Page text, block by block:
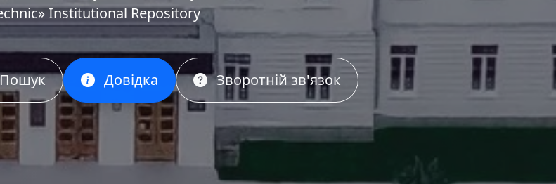
Institutional Repository
Довідка Зворотній зв'язок